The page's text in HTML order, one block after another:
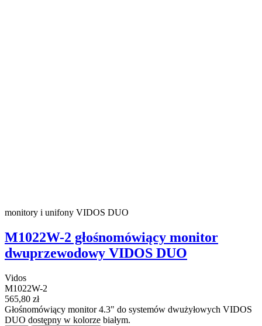
monitory i unifony VIDOS DUO
M1022W-2 głośnomówiący monitor
dwuprzewodowy VIDOS DUO
Vidos
M1022W-2
565,80 zł
Głośnomówiący monitor 4.3" do systemów dwużyłowych VIDOS
DUO dostępny w kolorze białym.